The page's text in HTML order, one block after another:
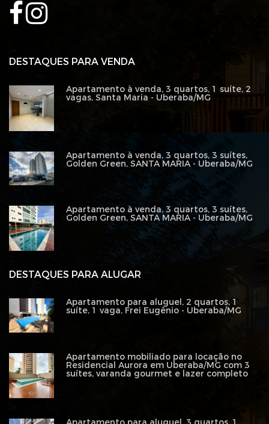
DESTAQUES PARA ALUGAR
Apartamento para aluguel, 2 quartos, 1
suíte, 1 vaga, Frei Eugênio - Uberaba/MG
Apartamento mobiliado para locação no
Residencial Aurora em Uberaba/MG com 3
suítes, varanda gourmet e lazer completo
DESTAQUES PARA VENDA
Apartamento à venda, 3 quartos, 1 suíte, 2
vagas, Santa Maria - Uberaba/MG
Apartamento à venda, 3 quartos, 3 suítes,
Golden Green, SANTA MARIA - Uberaba/MG
Apartamento à venda, 3 quartos, 3 suítes,
Golden Green, SANTA MARIA - Uberaba/MG